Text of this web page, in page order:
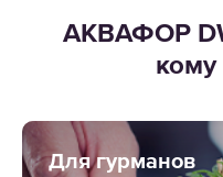
АКВАФОР
кому
Для гурманов